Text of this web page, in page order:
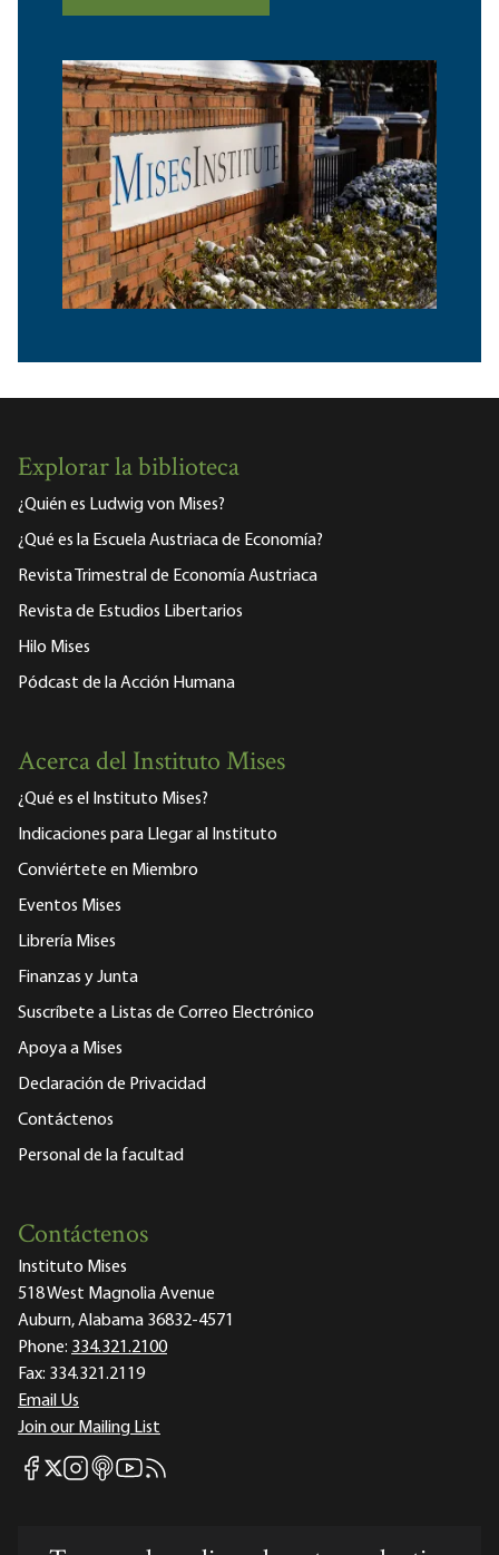
Explorar la biblioteca
¿Quién es Ludwig von Mises?
¿Qué es la Escuela Austriaca de Economía?
Revista Trimestral de Economía Austriaca
Revista de Estudios Libertarios
Hilo Mises
Pódcast de la Acción Humana
Acerca del Instituto Mises
¿Qué es el Instituto Mises?
Indicaciones para Llegar al Instituto
Conviértete en Miembro
Eventos Mises
Librería Mises
Finanzas y Junta
Suscríbete a Listas de Correo Electrónico
Apoya a Mises
Declaración de Privacidad
Contáctenos
Personal de la facultad
Contáctenos
Instituto Mises
518 West Magnolia Avenue
Auburn, Alabama 36832-4571
Phone: 334.321.2100
Fax: 334.321.2119
Email Us
Join our Mailing List
Mises Facebook
Mises X
Mises Instagram
Mises itunes
Mises Youtube
Mises RSS feed